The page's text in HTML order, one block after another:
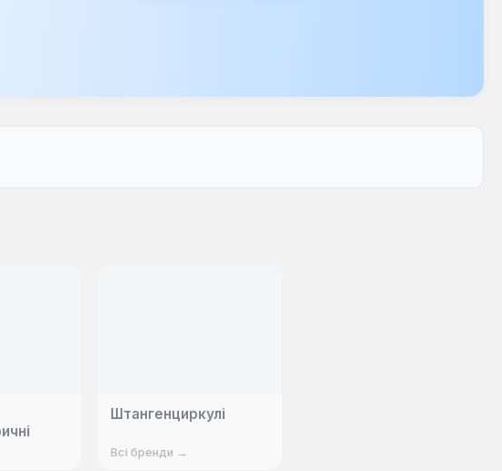
Штангенциркулі
Всі бренди →